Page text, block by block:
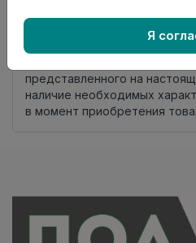
представленного на
наличие необходимых
в момент приобретения
Я